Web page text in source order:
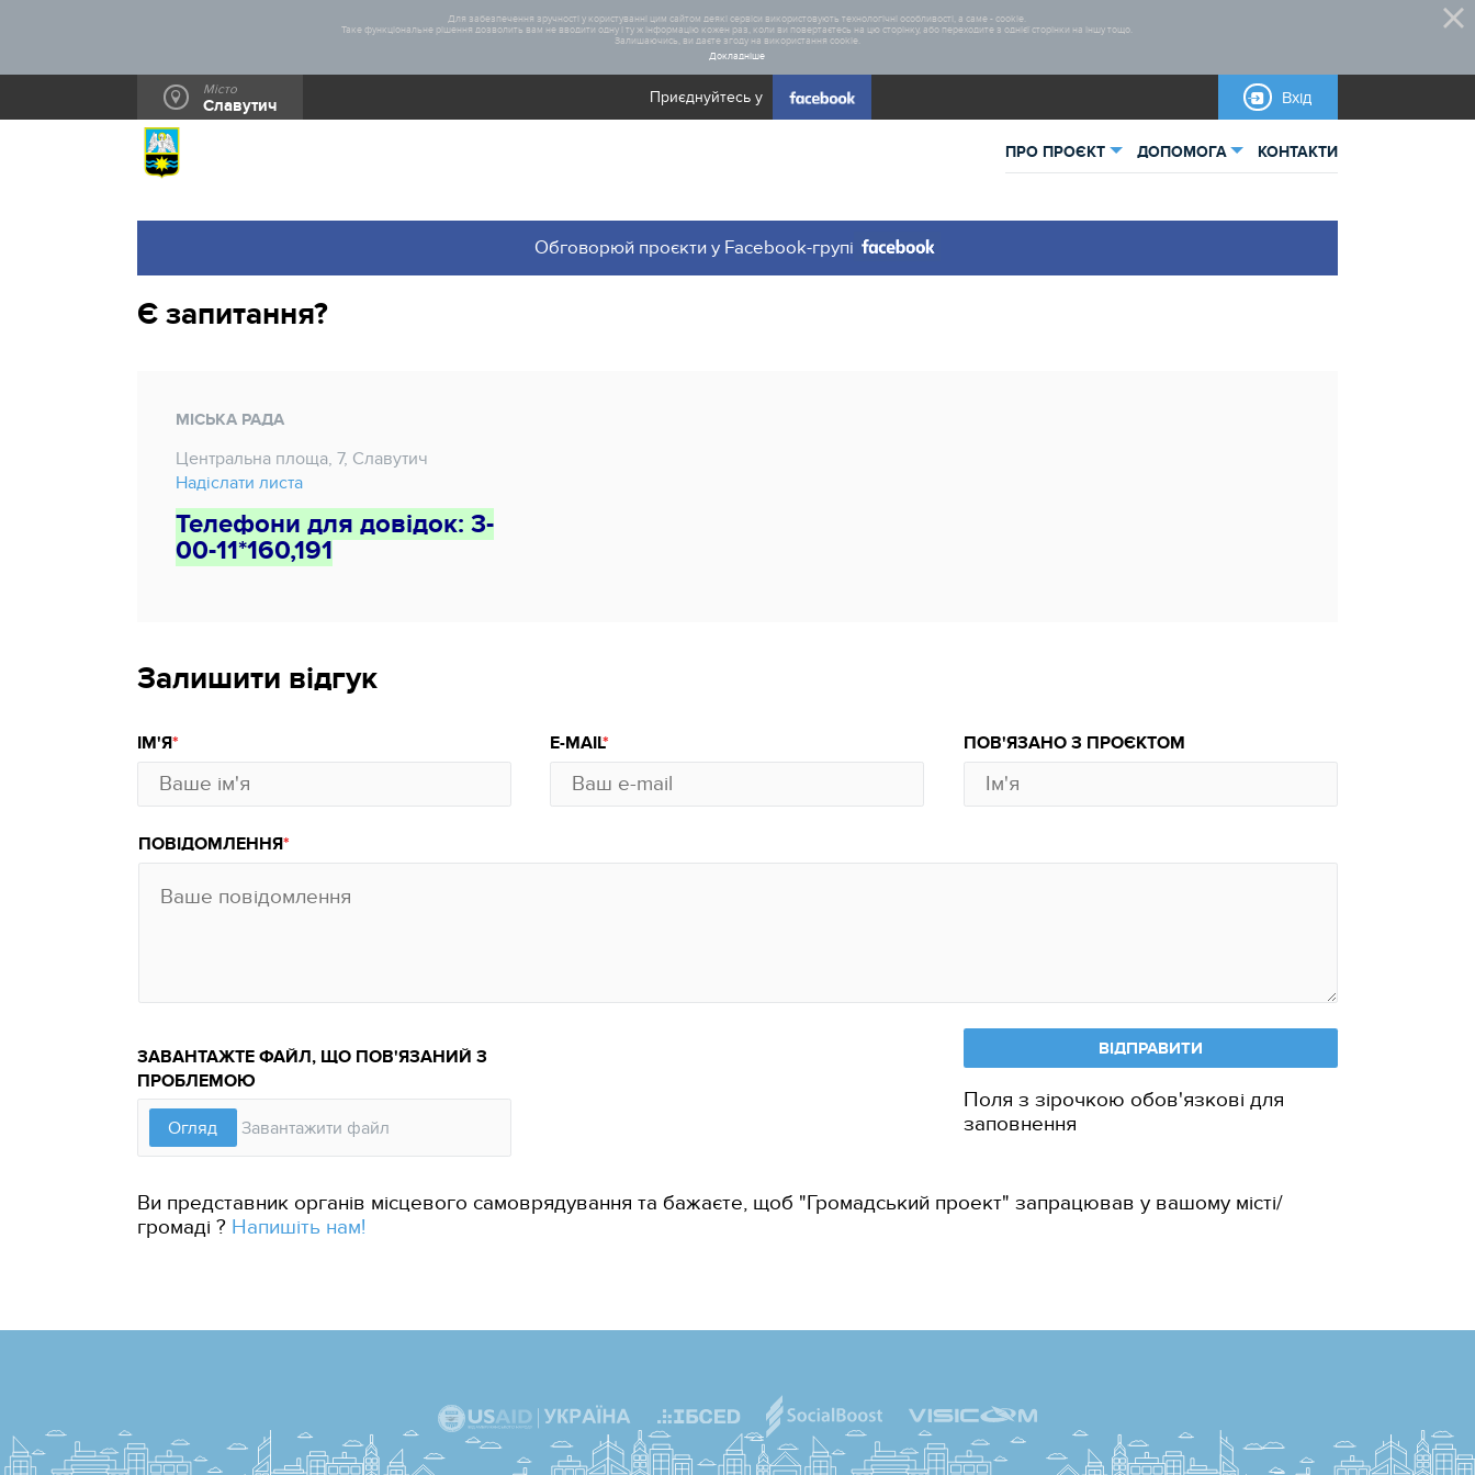
Для забезпечення зручності у користуванні цим сайтом деякі сервіси використовують технологічні особливості, а саме - cookie.
Таке функціональне рішення дозволить вам не вводити одну і ту ж інформацію кожен раз, коли ви повертаєтесь на цю сторінку, або переходите з однієї сторінки на іншу тощо.
Залишаючись, ви даєте згоду на використання cookie.
Докладніше
Місто
Славутич Приєднуйтесь у Вхід
ПРО ПРОЄКТ
Статистика
ДОПОМОГА КОНТАКТИ
Обговорюй проєкти у Facebook-групі
Є запитання?
МІСЬКА РАДА
Центральна площа, 7, Славутич
Надіслати листа
Телефони для довідок: 3-
00-11*160,191
Залишити відгук
ІМ'Я E-MAIL ПОВ'ЯЗАНО З ПРОЄКТОМ
ПОВІДОМЛЕННЯ
ЗАВАНТАЖТЕ ФАЙЛ, ЩО ПОВ'ЯЗАНИЙ З
ПРОБЛЕМОЮ
ВІДПРАВИТИ
Поля з зірочкою обов'язкові для
заповнення
Ви представник органів місцевого самоврядування та бажаєте, щоб "Громадський проект" запрацював у вашому місті/
громаді ? Напишіть нам!